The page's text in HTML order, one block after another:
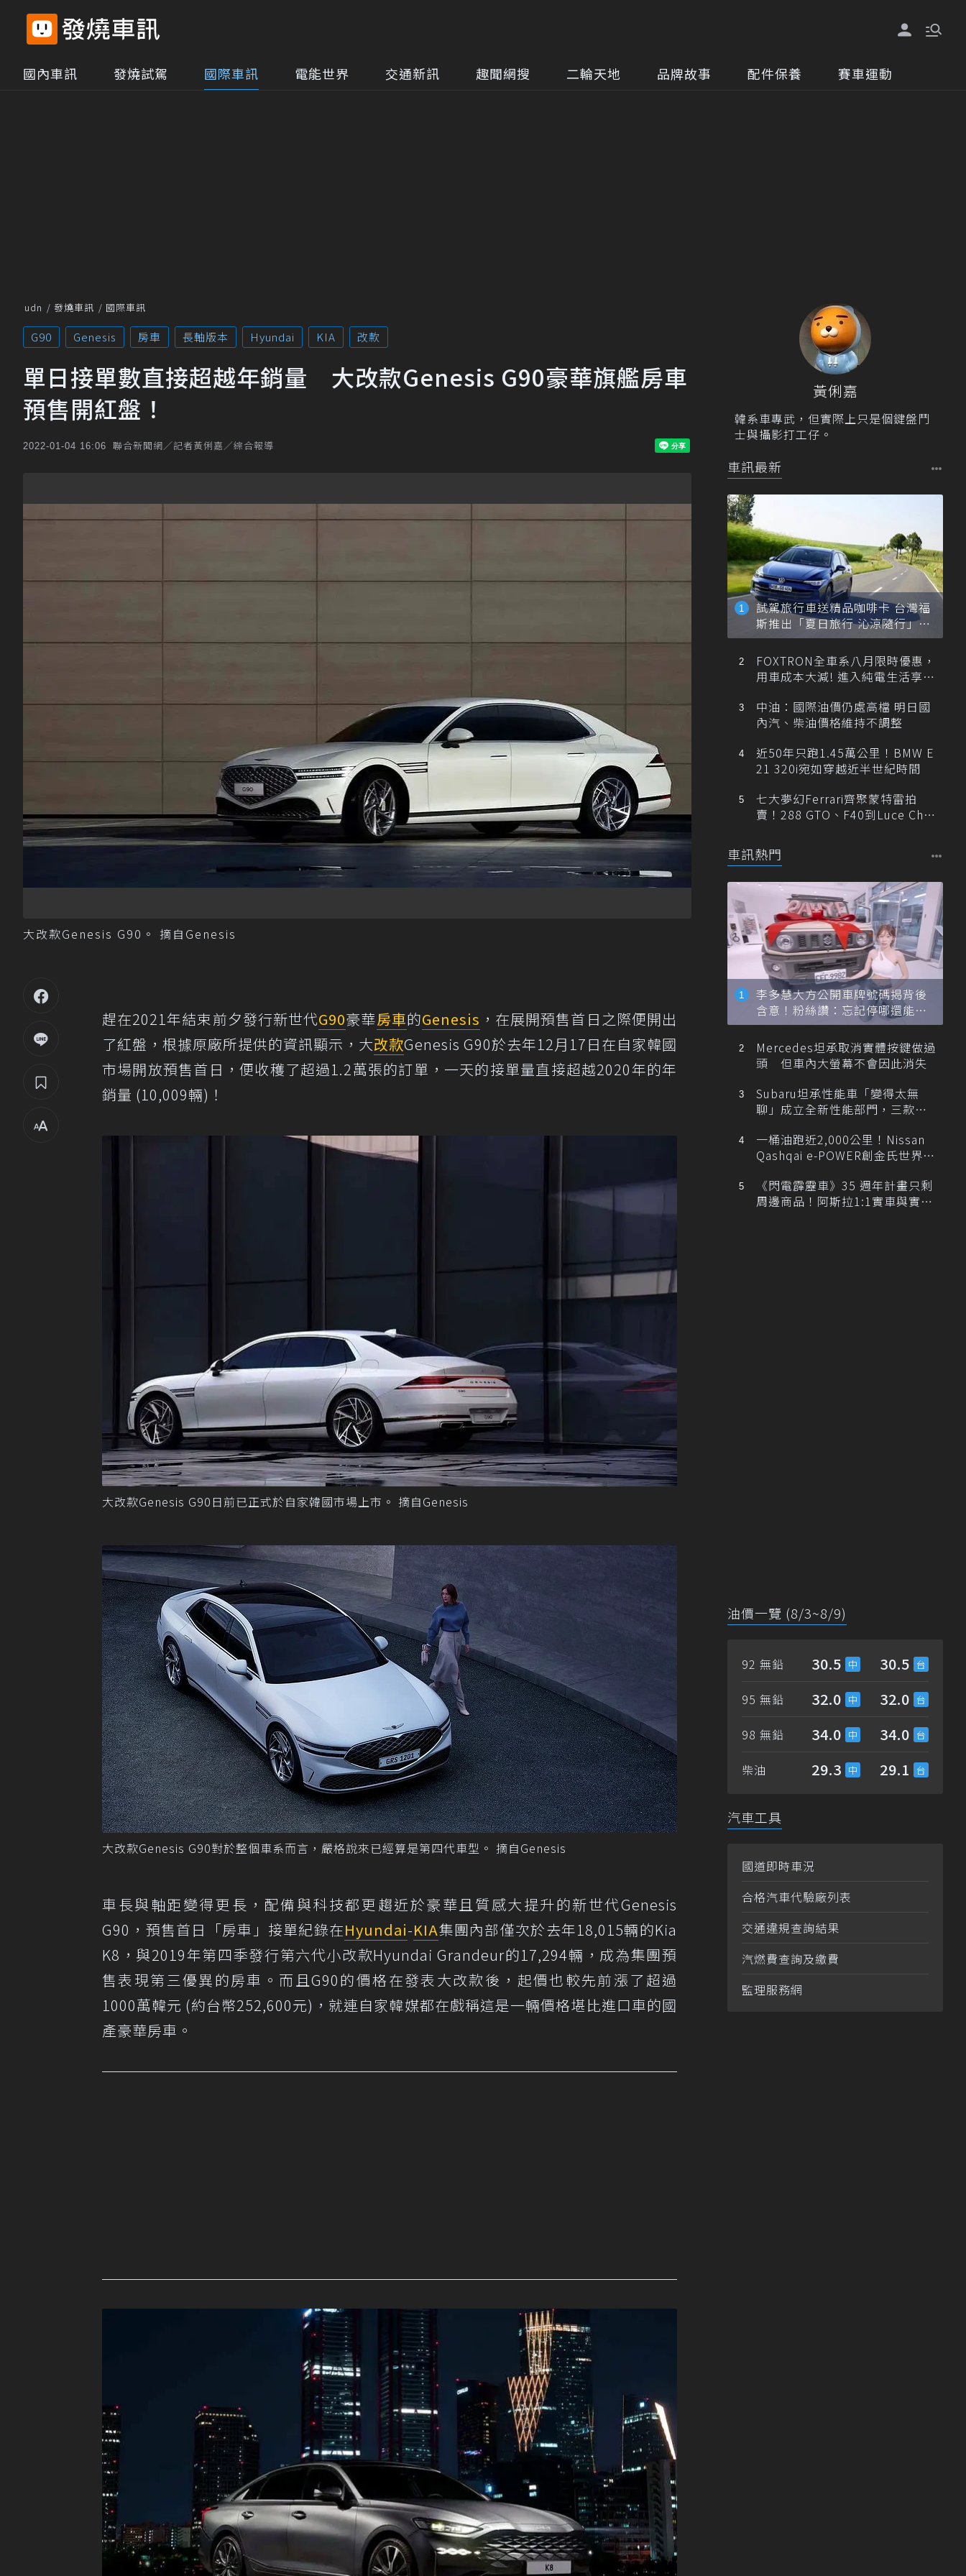
國內車訊 發燒試駕 國際車訊 電能世界 交通新訊 趣聞網搜 二輪天地 品牌故事 配件保養 賽車運動
udn 發燒車訊 國際車訊
G90 Genesis 房車 長軸版本 Hyundai KIA 改款
單日接單數直接超越年銷量 大改款Genesis G90豪華旗艦房車
預售開紅盤！
2022-01-04 16:06 聯合新聞網／記者黃俐嘉／綜合報導
大改款Genesis G90。 摘自Genesis
趕在2021年結束前夕發行新世代G90豪華房車的Genesis ，在展開預售首日之際便開出
了紅盤，根據原廠所提供的資訊顯示，大改款Genesis G90於去年12月17日在自家韓國
市場開放預售首日，便收穫了超過1.2萬張的訂單，一天的接單量直接超越2020年的年
銷量 (10,009輛)！
大改款Genesis G90日前已正式於自家韓國市場上市。 摘自Genesis
大改款Genesis G90對於整個車系而言，嚴格說來已經算是第四代車型。 摘自Genesis
車長與軸距變得更長，配備與科技都更趨近於豪華且質感大提升的新世代Genesis
G90，預售首日「房車」接單紀錄在Hyundai-KIA集團內部僅次於去年18,015輛的Kia
K8，與2019年第四季發行第六代小改款Hyundai Grandeur的17,294輛，成為集團預
售表現第三優異的房車。而且G90的價格在發表大改款後，起價也較先前漲了超過
1000萬韓元 (約台幣252,600元)，就連自家韓媒都在戲稱這是一輛價格堪比進口車的國
產豪華房車。
黃俐嘉
韓系車專武，但實際上只是個鍵盤鬥
士與攝影打工仔。
車訊最新
試駕旅行車送精品咖啡卡 台灣福
斯推出「夏日旅行 沁涼隨行」活
動
FOXTRON全車系八月限時優惠，
用車成本大減! 進入純電生活享
中油：國際油價仍處高檔 明日國
內汽、柴油價格維持不調整
近50年只跑1.45萬公里！BMW E
21 320i宛如穿越近半世紀時間
七大夢幻Ferrari齊聚蒙特雷拍
賣！288 GTO、F40到Luce Cha
車訊熱門
李多慧大方公開車牌號碼揭背後
含意！粉絲讚：忘記停哪還能幫
忙找車
Mercedes坦承取消實體按鍵做過
頭 但車內大螢幕不會因此消失
Subaru坦承性能車「變得太無
聊」成立全新性能部門，三款手
一桶油跑近2,000公里！Nissan
Qashqai e-POWER創金氏世界紀
《閃電霹靂車》35 週年計畫只剩
周邊商品！阿斯拉1:1實車與實體
油價一覽 (8/3~8/9)
92 無鉛 30.5 30.5
95 無鉛 32.0 32.0
98 無鉛 34.0 34.0
柴油 29.3 29.1
汽車工具
國道即時車況
合格汽車代驗廠列表
交通違規查詢結果
汽燃費查詢及繳費
監理服務網